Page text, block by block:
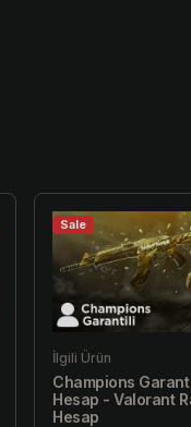
Sale
İlgili Ürün
Champions
Hesap - Valorant
Hesap